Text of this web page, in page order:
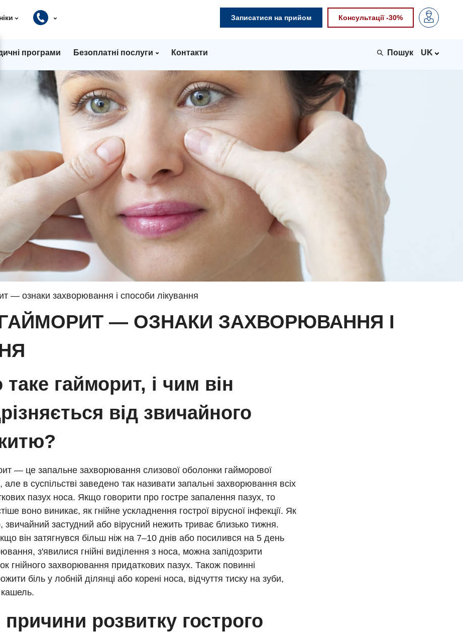
Записатися на прийом Консультації -30%
програми Безоплатні послуги Контакти UK
— ознаки захворювання і способи лікування
— ОЗНАКИ ЗАХВОРЮВАННЯ І
гайморит, і чим він
від звичайного
— це запальне захворювання слизової оболонки гайморової
але в суспільстві заведено так називати запальні захворювання всіх
пазух носа. Якщо говорити про гостре запалення пазух, то
воно виникає, як гнійне ускладнення гострої вірусної інфекції. Як
звичайний застудний або вірусний нежить триває близько тижня.
він затягнувся більш ніж на 7–10 днів або посилився на 5 день
з'явилися гнійні виділення з носа, можна запідозрити
гнійного захворювання придаткових пазух. Також повинні
біль у лобній ділянці або корені носа, відчуття тиску на зуби,
кашель.
причини розвитку гострого